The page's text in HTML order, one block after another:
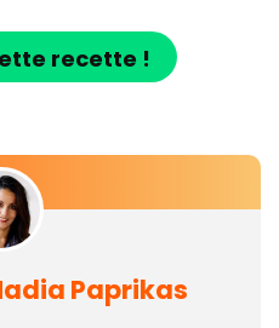
recette !
Paprikas